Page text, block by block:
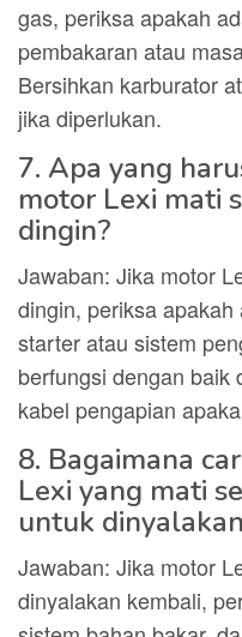
gas, periksa apakah
pembakaran atau
Bersihkan karburator
jika diperlukan.
7. Apa yang
motor Lexi mati
dingin?
Jawaban: Jika motor
dingin, periksa
starter atau sistem
berfungsi dengan baik
kabel pengapian
8. Bagaimana
Lexi yang mati
untuk
Jawaban: Jika motor
dinyalakan kembali,